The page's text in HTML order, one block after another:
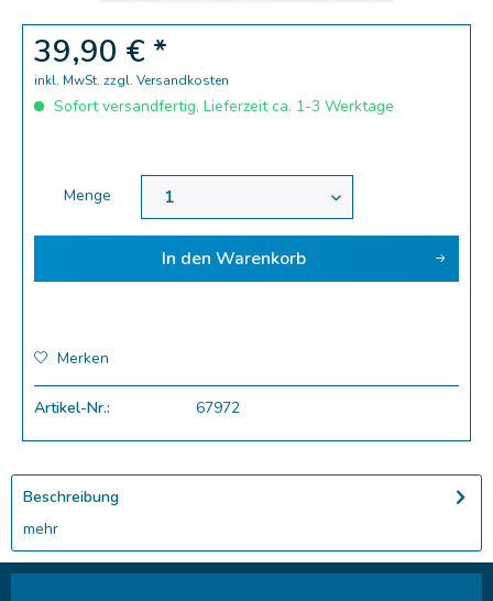
39,90 € *
inkl. MwSt. zzgl. Versandkosten
Sofort versandfertig, Lieferzeit ca. 1-3 Werktage
Menge
In den Warenkorb
Merken
Artikel-Nr.: 67972
Beschreibung
mehr